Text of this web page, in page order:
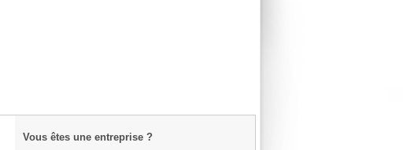
Vous êtes une entreprise ?